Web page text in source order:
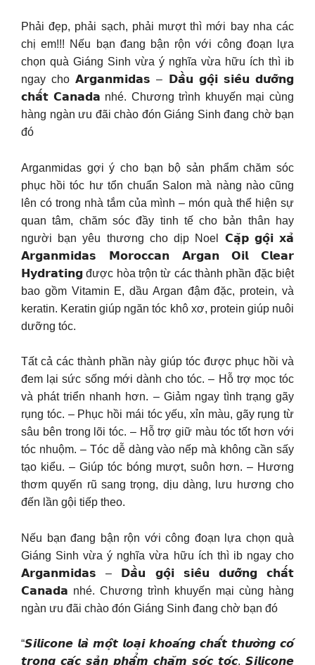
Phải đẹp, phải sạch, phải mượt thì mới bay nha các
chị em!!! Nếu bạn đang bận rộn với công đoạn lựa
chọn quà Giáng Sinh vừa ý nghĩa vừa hữu ích thì ib
ngay cho 𝗔𝗿𝗴𝗮𝗻𝗺𝗶𝗱𝗮𝘀 – 𝗗𝗮̂̀𝘂 𝗴𝗼̣̂𝗶 𝘀𝗶𝗲̂𝘂 𝗱𝘂̛𝗼̛̃𝗻𝗴
𝗰𝗵𝗮̂́𝘁 𝗖𝗮𝗻𝗮𝗱𝗮 nhé. Chương trình khuyến mại cùng
hàng ngàn ưu đãi chào đón Giáng Sinh đang chờ bạn
đó
Arganmidas gợi ý cho bạn bộ sản phẩm chăm sóc
phục hồi tóc hư tổn chuẩn Salon mà nàng nào cũng
lên có trong nhà tắm của mình – món quà thể hiện sự
quan tâm, chăm sóc đầy tinh tế cho bản thân hay
người bạn yêu thương cho dịp Noel 𝗖𝗮̣̆𝗽 𝗴𝗼̣̂𝗶 𝘅𝗮̉
𝗔𝗿𝗴𝗮𝗻𝗺𝗶𝗱𝗮𝘀 𝗠𝗼𝗿𝗼𝗰𝗰𝗮𝗻 𝗔𝗿𝗴𝗮𝗻 𝗢𝗶𝗹 𝗖𝗹𝗲𝗮𝗿
𝗛𝘆𝗱𝗿𝗮𝘁𝗶𝗻𝗴 được hòa trộn từ các thành phần đặc biệt
bao gồm Vitamin E, dầu Argan đậm đặc, protein, và
keratin. Keratin giúp ngăn tóc khô xơ, protein giúp nuôi
dưỡng tóc.
Tất cả các thành phần này giúp tóc được phục hồi và
đem lại sức sống mới dành cho tóc. – Hỗ trợ mọc tóc
và phát triển nhanh hơn. – Giảm ngay tình trạng gãy
rụng tóc. – Phục hồi mái tóc yếu, xỉn màu, gãy rụng từ
sâu bên trong lõi tóc. – Hỗ trợ giữ màu tóc tốt hơn với
tóc nhuộm. – Tóc dễ dàng vào nếp mà không cần sấy
tạo kiểu. – Giúp tóc bóng mượt, suôn hơn. – Hương
thơm quyến rũ sang trọng, dịu dàng, lưu hương cho
đến lần gội tiếp theo.
Nếu bạn đang bận rộn với công đoạn lựa chọn quà
Giáng Sinh vừa ý nghĩa vừa hữu ích thì ib ngay cho
𝗔𝗿𝗴𝗮𝗻𝗺𝗶𝗱𝗮𝘀 – 𝗗𝗮̂̀𝘂 𝗴𝗼̣̂𝗶 𝘀𝗶𝗲̂𝘂 𝗱𝘂̛𝗼̛̃𝗻𝗴 𝗰𝗵𝗮̂́𝘁
𝗖𝗮𝗻𝗮𝗱𝗮 nhé. Chương trình khuyến mại cùng hàng
ngàn ưu đãi chào đón Giáng Sinh đang chờ bạn đó
“𝙎𝙞𝙡𝙞𝙘𝙤𝙣𝙚 𝙡𝙖̀ 𝙢𝙤̣̂𝙩 𝙡𝙤𝙖̣𝙞 𝙠𝙝𝙤𝙖́𝙣𝙜 𝙘𝙝𝙖̂́𝙩 𝙩𝙝𝙪̛𝙤̛̀𝙣𝙜 𝙘𝙤́
𝙩𝙧𝙤𝙣𝙜 𝙘𝙖́𝙘 𝙨𝙖̉𝙣 𝙥𝙝𝙖̂̉𝙢 𝙘𝙝𝙖̆𝙢 𝙨𝙤́𝙘 𝙩𝙤́𝙘. 𝙎𝙞𝙡𝙞𝙘𝙤𝙣𝙚